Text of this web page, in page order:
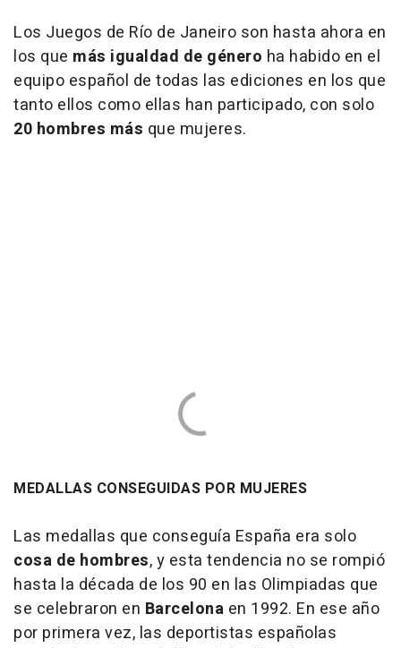
Los Juegos de Río de Janeiro son hasta ahora en
los que más igualdad de género ha habido en el
equipo español de todas las ediciones en los que
tanto ellos como ellas han participado, con solo
20 hombres más que mujeres.
MEDALLAS CONSEGUIDAS POR MUJERES
Las medallas que conseguía España era solo
cosa de hombres, y esta tendencia no se rompió
hasta la década de los 90 en las Olimpiadas que
se celebraron en Barcelona en 1992. En ese año
por primera vez, las deportistas españolas